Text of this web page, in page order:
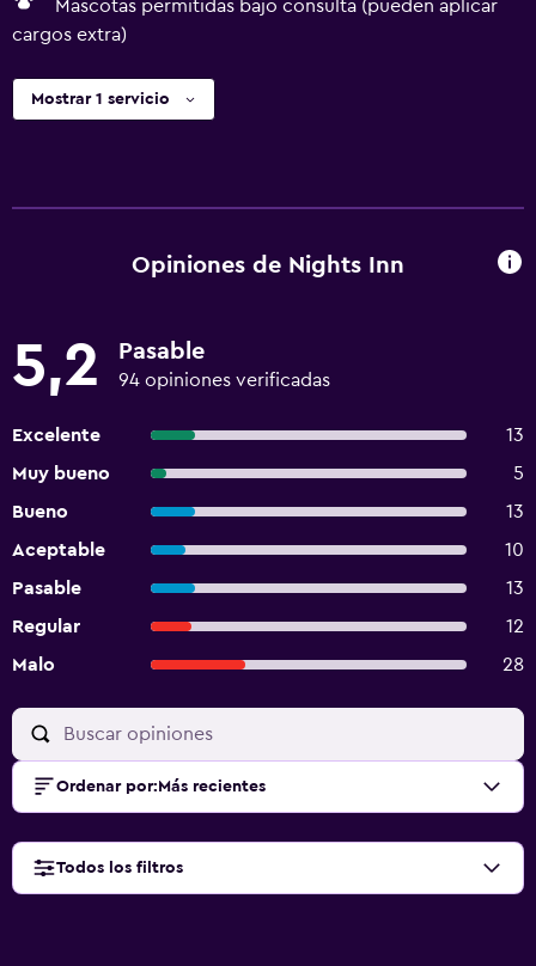
Mascotas permitidas bajo consulta (pueden aplicar
cargos extra)
Mostrar 1 servicio
Opiniones de Nights Inn
5,2 Pasable
94 opiniones verificadas
Excelente
13
Muy bueno
5
Bueno
13
Aceptable
10
Pasable
13
Regular
12
Malo
28
Ordenar por: Más recientes
Todos los filtros